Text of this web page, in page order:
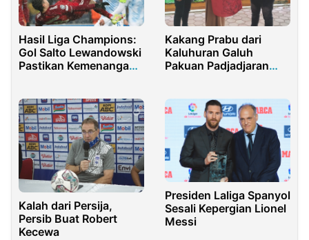
Hasil Liga Champions:
Gol Salto Lewandowski
Pastikan Kemenangan
Kakang Prabu dari
Kaluhuran Galuh
Pakuan Padjadjaran
Mengembangkan Bakat
Sepak Bola Purwakarta
Kalah dari Persija,
Persib Buat Robert
Kecewa
Presiden Laliga Spanyol
Sesali Kepergian Lionel
Messi